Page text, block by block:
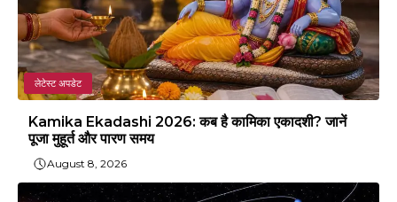
लेटेस्ट अपडेट
Kamika Ekadashi 2026: कब है कामिका एकादशी? जानें
पूजा मुहूर्त और पारण समय
August 8, 2026